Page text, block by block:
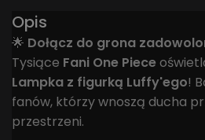
Opis
🌟 Dołącz do grona
Tysiące Fani One Piece
Lampka z figurką Luffy'ego!
fanów, którzy wnoszą ducha
przestrzeni.